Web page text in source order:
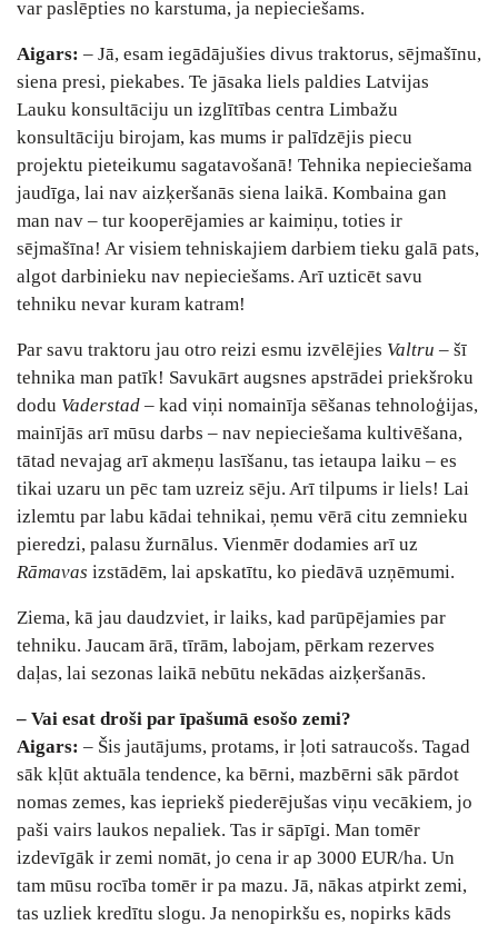
var paslēpties no karstuma, ja nepieciešams.
Aigars: – Jā, esam iegādājušies divus traktorus, sējmašīnu,
siena presi, piekabes. Te jāsaka liels paldies Latvijas
Lauku konsultāciju un izglītības centra Limbažu
konsultāciju birojam, kas mums ir palīdzējis piecu
projektu pieteikumu sagatavošanā! Tehnika nepieciešama
jaudīga, lai nav aizķeršanās siena laikā. Kombaina gan
man nav – tur kooperējamies ar kaimiņu, toties ir
sējmašīna! Ar visiem tehniskajiem darbiem tieku galā pats,
algot darbinieku nav nepieciešams. Arī uzticēt savu
tehniku nevar kuram katram!
Par savu traktoru jau otro reizi esmu izvēlējies Valtru – šī
tehnika man patīk! Savukārt augsnes apstrādei priekšroku
dodu Vaderstad – kad viņi nomainīja sēšanas tehnoloģijas,
mainījās arī mūsu darbs – nav nepieciešama kultivēšana,
tātad nevajag arī akmeņu lasīšanu, tas ietaupa laiku – es
tikai uzaru un pēc tam uzreiz sēju. Arī tilpums ir liels! Lai
izlemtu par labu kādai tehnikai, ņemu vērā citu zemnieku
pieredzi, palasu žurnālus. Vienmēr dodamies arī uz
Rāmavas izstādēm, lai apskatītu, ko piedāvā uzņēmumi.
Ziema, kā jau daudzviet, ir laiks, kad parūpējamies par
tehniku. Jaucam ārā, tīrām, labojam, pērkam rezerves
daļas, lai sezonas laikā nebūtu nekādas aizķeršanās.
– Vai esat droši par īpašumā esošo zemi?
Aigars: – Šis jautājums, protams, ir ļoti satraucošs. Tagad
sāk kļūt aktuāla tendence, ka bērni, mazbērni sāk pārdot
nomas zemes, kas iepriekš piederējušas viņu vecākiem, jo
paši vairs laukos nepaliek. Tas ir sāpīgi. Man tomēr
izdevīgāk ir zemi nomāt, jo cena ir ap 3000 EUR/ha. Un
tam mūsu rocība tomēr ir pa mazu. Jā, nākas atpirkt zemi,
tas uzliek kredītu slogu. Ja nenopirkšu es, nopirks kāds